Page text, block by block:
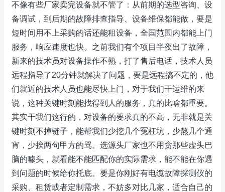
不像有些厂家卖完设备就不管了：从前期的选型咨询、设
备调试，到后期的故障排查指导、设备维保都能做，要是
短时间用不上采购的话还能租设备，全国范围内都能上门
服务，响应速度也快。之前我们有个项目半夜出了故障，
新来的技术员对设备操作不熟，打了售后电话，技术人员
远程指导了20分钟就解决了问题，要是远程搞不定的，他
们就近的技术人员也能尽快上门，对于我们干运维的来
说，这种关键时刻能找得到人的服务，真的比啥都重要。
其实干我们这行的，对设备的要求真的不高，无非就是关
键时刻不掉链子，能帮我们少挖几个冤枉坑，少熬几个通
宵，少挨两句甲方的骂。选源头厂家也不用贪那些虚头巴
脑的噱头，就看能不能匹配你的实际需求，能不能在你遇
到问题的时候给你托底。要是你刚好有电缆故障探测仪的
采购、租赁或者定制需求，不妨多对比几家，适合自己的